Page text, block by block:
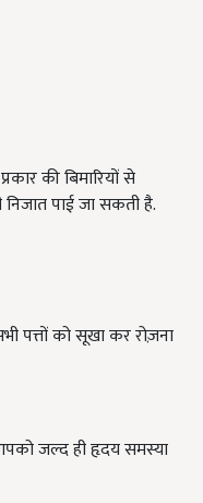
की बिमारियों से
पाई जा सकती है.
पत्तों को सूखा कर रोज़ना
जल्द ही हृदय समस्या